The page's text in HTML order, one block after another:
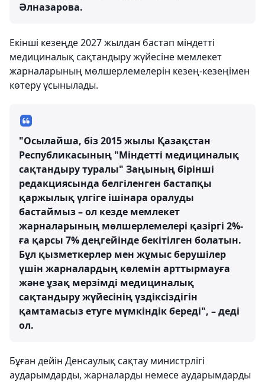
Әлназарова.
Екінші кезеңде 2027 жылдан бастап міндетті
медициналық сақтандыру жүйесіне мемлекет
жарналарының мөлшерлемелерін кезең-кезеңімен
көтеру ұсынылады.
"Осылайша, біз 2015 жылы Қазақстан
Республикасының "Міндетті медициналық
сақтандыру туралы" Заңының бірінші
редакциясында белгіленген бастапқы
қаржылық үлгіге ішінара оралуды
бастаймыз – ол кезде мемлекет
жарналарының мөлшерлемелері қазіргі 2%-
ға қарсы 7% деңгейінде бекітілген болатын.
Бұл қызметкерлер мен жұмыс берушілер
үшін жарналардың көлемін арттырмауға
және ұзақ мерзімді медициналық
сақтандыру жүйесінің үздіксіздігін
қамтамасыз етуге мүмкіндік береді", – деді
ол.
Бұған дейін Денсаулық сақтау министрлігі
аударымдарды, жарналарды немесе аударымдарды